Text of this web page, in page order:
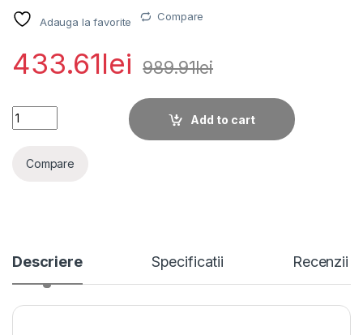
Adauga la favorite Compare
433.61lei 989.91lei
Modul de extensie videointerfon cu tastatura Hikvision DS-
Add to cart
Compare
Descriere Specificatii Recenzii